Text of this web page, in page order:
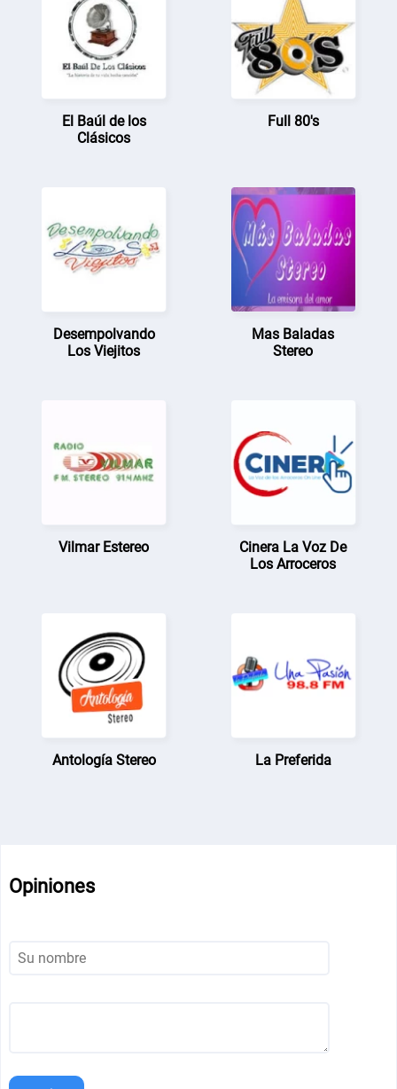
El Baúl de los
Clásicos
Full 80's
Desempolvando
Los Viejitos
Mas Baladas
Stereo
Vilmar Estereo
Cinera La Voz De
Los Arroceros
Antología Stereo La Preferida
Opiniones